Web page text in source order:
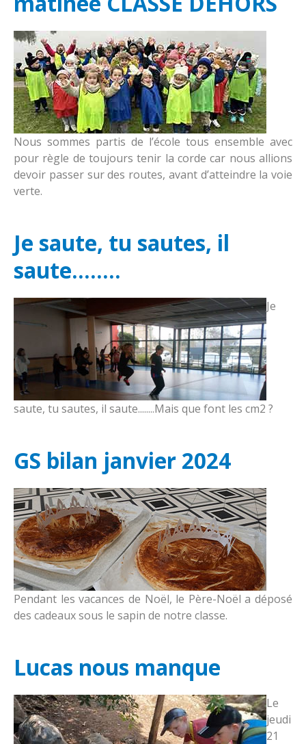
Proposition de la foi
Fraternité
A savoir
Horaires de classe
Réglement intérieur
Accueil périscolaire
Contribution des familles
Services extérieurs enfance et parentalité
Inscriptions
Le restaurant
les associations
Contact
Nous situer
Nous sommes partis de l’école tous ensemble avec
pour règle de toujours tenir la corde car nous allions
devoir passer sur des routes, avant d’atteindre la voie
verte.
Je saute, tu sautes, il
saute........
Je
saute, tu sautes, il saute........Mais que font les cm2 ?
GS bilan janvier 2024
Pendant les vacances de Noël, le Père-Noël a déposé
des cadeaux sous le sapin de notre classe.
Lucas nous manque
Le
jeudi
21